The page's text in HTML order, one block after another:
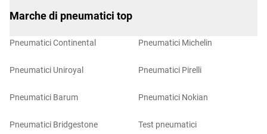
Marche di pneumatici top
Pneumatici Continental
Pneumatici Uniroyal
Pneumatici Barum
Pneumatici Bridgestone
Pneumatici Michelin
Pneumatici Pirelli
Pneumatici Nokian
Test pneumatici